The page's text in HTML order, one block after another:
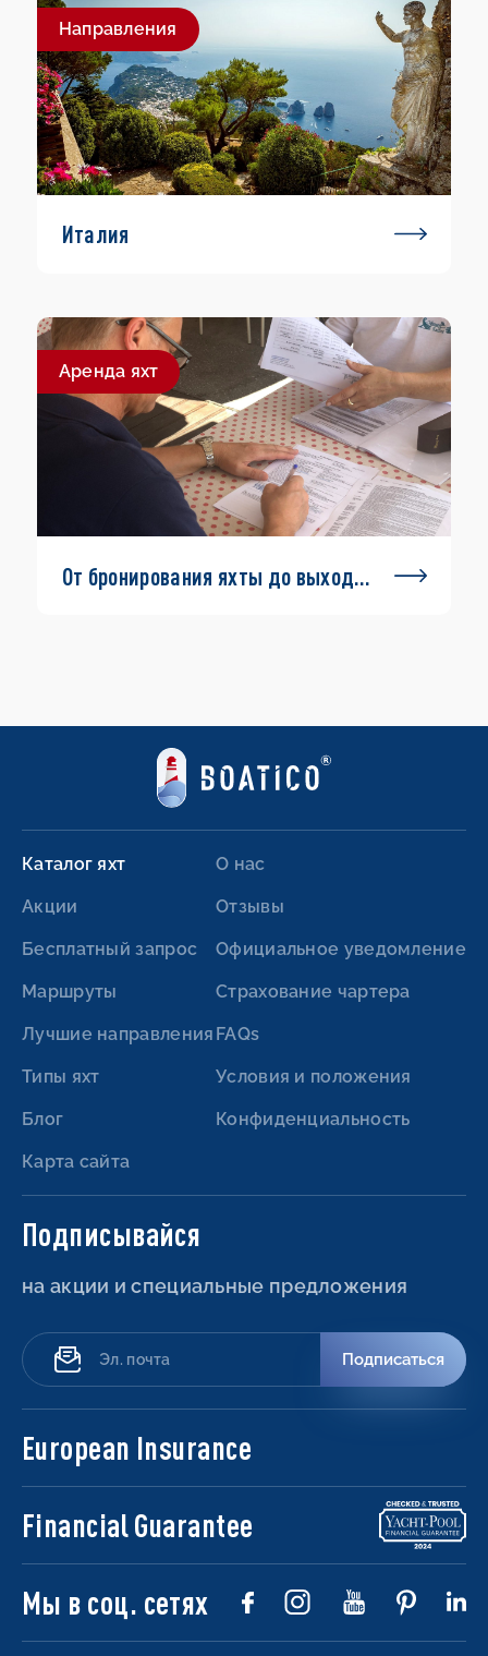
Направления
Италия
Aренда яхт
От бронирования яхты до выхода
Каталог яхт
Акции
Бесплатный запрос
Маршруты
Лучшие направления
Типы яхт
Блог
Карта сайта
О нас
Отзывы
Официальное уведомление
Страхование чартера
FAQs
Условия и положения
Конфиденциальность
Подписывайся
на акции и специальные предложения
Подписаться
European Insurance
Financial Guarantee
Мы в соц. сетях